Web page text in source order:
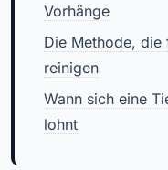
Vorhänge
Die Methode, die
reinigen
Wann sich eine
lohnt